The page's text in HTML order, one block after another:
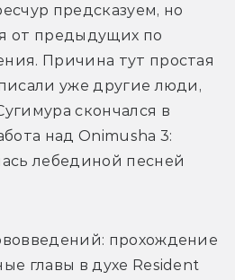
предсказуем, но
от предыдущих по
Причина тут простая
уже другие люди,
скончался в
над Onimusha 3:
лебединой песней
прохождение
главы в духе Resident